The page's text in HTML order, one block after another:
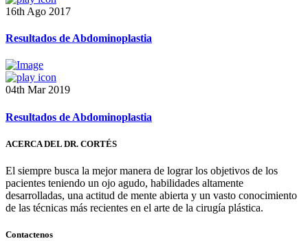
16th Ago 2017
Resultados de Abdominoplastia
04th Mar 2019
Resultados de Abdominoplastia
ACERCA DEL DR. CORTÉS
El siempre busca la mejor manera de lograr los objetivos de los
pacientes teniendo un ojo agudo, habilidades altamente
desarrolladas, una actitud de mente abierta y un vasto conocimiento
de las técnicas más recientes en el arte de la cirugía plástica.
Contactenos